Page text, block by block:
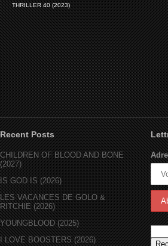
THRILLER 40 (2023)
Recent Posts
CHILDREN OF BLOOD AND BONE
(2027)
IS GOD IS (2026)
LES VACANCES DE GOLO &
RITCHIE (2026)
YOUNGBLOOD (2025)
I LOVE BOOSTERS (2026)